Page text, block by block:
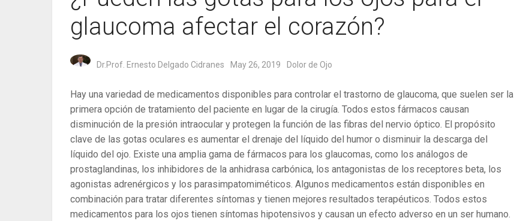
glaucoma afectar el corazón?
Dr.Prof. Ernesto Delgado Cidranes May 26, 2019 Dolor de Ojo
Hay una variedad de medicamentos disponibles para controlar el trastorno de glaucoma, que suelen ser la
primera opción de tratamiento del paciente en lugar de la cirugía. Todos estos fármacos causan
disminución de la presión intraocular y protegen la función de las fibras del nervio óptico. El propósito
clave de las gotas oculares es aumentar el drenaje del líquido del humor o disminuir la descarga del
líquido del ojo. Existe una amplia gama de fármacos para los glaucomas, como los análogos de
prostaglandinas, los inhibidores de la anhidrasa carbónica, los antagonistas de los receptores beta, los
agonistas adrenérgicos y los parasimpatomiméticos. Algunos medicamentos están disponibles en
combinación para tratar diferentes síntomas y tienen mejores resultados terapéuticos. Todos estos
medicamentos para los ojos tienen síntomas hipotensivos y causan un efecto adverso en un ser humano.